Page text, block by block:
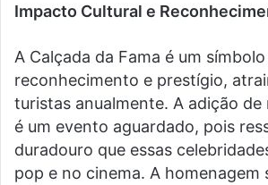
Impacto Cultural e
A Calçada da Fama é um
reconhecimento e prestígio,
turistas anualmente. A adição de
é um evento aguardado, pois
duradouro que essas
pop e no cinema. A homenagem